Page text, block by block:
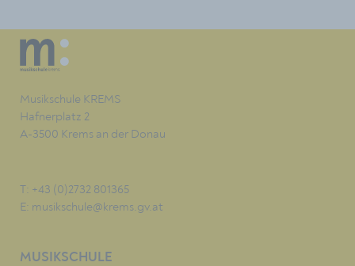
Musikschule KREMS
Hafnerplatz 2
A-3500 Krems an der Donau
T: +43 (0)2732 801365
E: musikschule@krems.gv.at
MUSIKSCHULE